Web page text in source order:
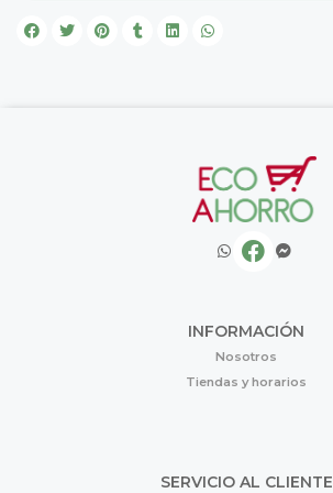
INFORMACIÓN
Nosotros
Tiendas y horarios
SERVICIO AL CLIENTE